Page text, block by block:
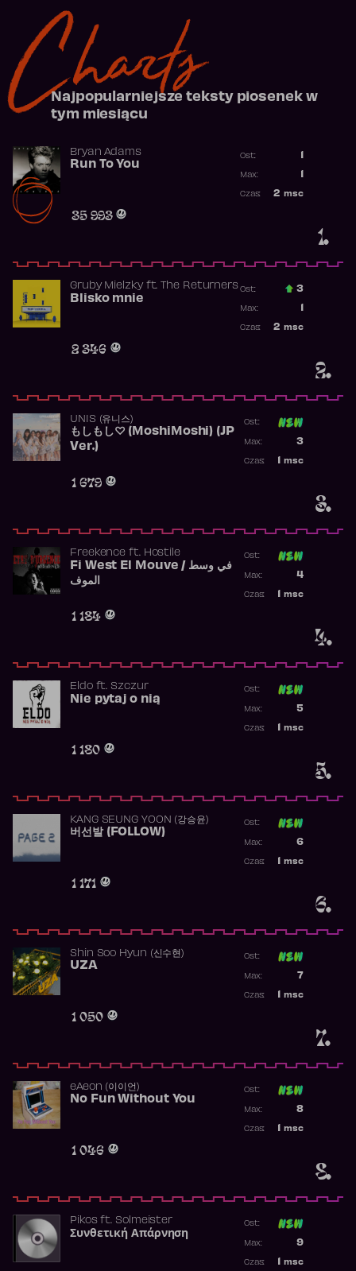
Charts
Najpopularniejsze teksty piosenek w
tym miesiącu
1.
Bryan Adams
Run To You
35 993
Ost.:
Max:
2 msc
Czas:
2.
Gruby Mielzkyft. The Returners
Blisko mnie
2 346
Ost.: 3
Max:
2 msc
Czas:
3.
UNIS (유니스)
もしもし♡ (MoshiMoshi) (JP
Ver.)
1 679
Ost:
3
Max:
msc
Czas:
4.
Freekence ft. Hostile
Fi West El Mouve / في وسط
الموف
1 184
Ost:
4
Max:
msc
Czas:
5.
Eldoft. Szczur
Nie pytaj o nią
1 180
Ost:
5
Max:
msc
Czas:
6.
KANG SEUNG YOON (강승윤)
버선발 (FOLLOW)
1 171
Ost:
6
Max:
msc
Czas:
7.
Shin Soo Hyun (신수현)
UZA
1 050
Ost:
7
Max:
msc
Czas:
8.
​eAeon (이이언)
No Fun Without You
1 046
Ost:
8
Max:
msc
Czas:
Pikosft. Solmeister
Συνθετική Απάρνηση
Ost:
9
Max:
msc
Czas: